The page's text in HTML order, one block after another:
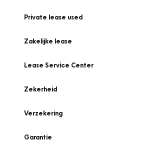
Private lease used
Zakelijke lease
Lease Service Center
Zekerheid
Verzekering
Garantie